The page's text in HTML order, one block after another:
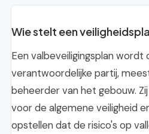
Wie stelt een
Een valbeveiligingsplan
verantwoordelijke partij,
beheerder van het gebouw.
voor de algemene veiligheid
opstellen dat de risico's op